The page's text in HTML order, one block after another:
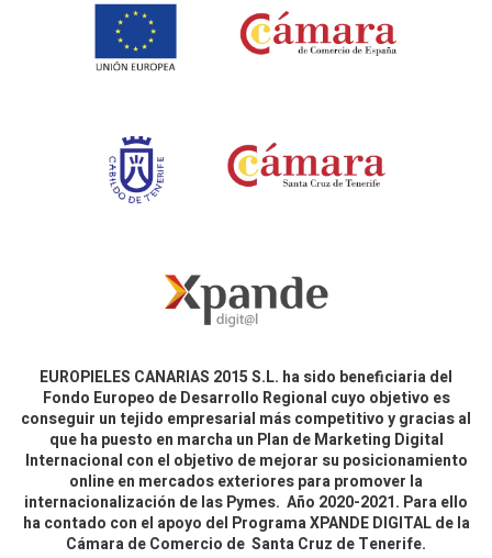
EUROPIELES CANARIAS 2015 S.L. ha sido beneficiaria del
Fondo Europeo de Desarrollo Regional cuyo objetivo es
conseguir un tejido empresarial más competitivo y gracias al
que ha puesto en marcha un Plan de Marketing Digital
Internacional con el objetivo de mejorar su posicionamiento
online en mercados exteriores para promover la
internacionalización de las Pymes. Año 2020-2021. Para ello
ha contado con el apoyo del Programa XPANDE DIGITAL de la
Cámara de Comercio de Santa Cruz de Tenerife.